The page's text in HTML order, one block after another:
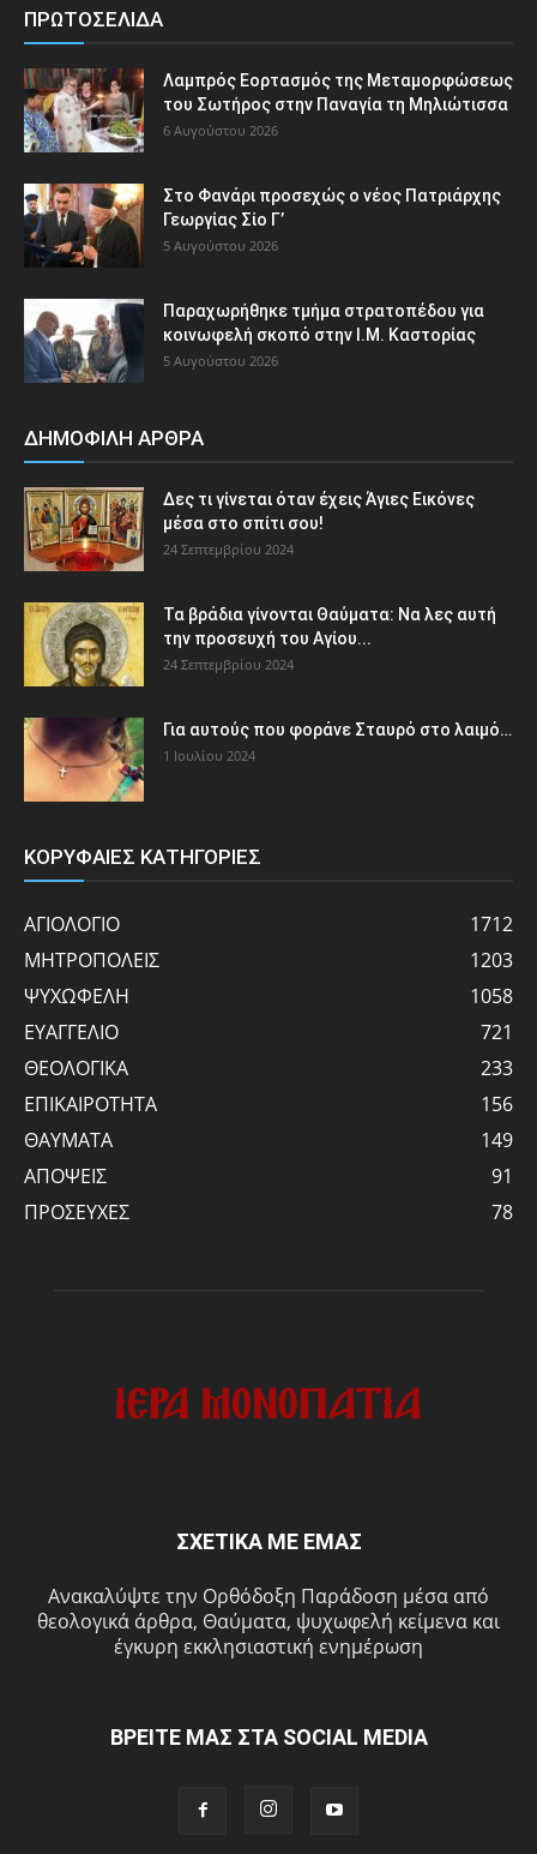
ΠΡΩΤΟΣΕΛΙΔΑ
Λαμπρός Εορτασμός της Μεταμορφώσεως
του Σωτήρος στην Παναγία τη Μηλιώτισσα
6 Αυγούστου 2026
Στο Φανάρι προσεχώς ο νέος Πατριάρχης
Γεωργίας Σίο Γ’
5 Αυγούστου 2026
Παραχωρήθηκε τμήμα στρατοπέδου για
κοινωφελή σκοπό στην Ι.Μ. Καστορίας
5 Αυγούστου 2026
ΔΗΜΟΦΙΛΗ ΑΡΘΡΑ
Δες τι γίνεται όταν έχεις Άγιες Εικόνες
μέσα στο σπίτι σου!
24 Σεπτεμβρίου 2024
Τα βράδια γίνονται Θαύματα: Να λες αυτή
την προσευχή του Αγίου...
24 Σεπτεμβρίου 2024
Για αυτούς που φοράνε Σταυρό στο λαιμό…
1 Ιουλίου 2024
ΚΟΡΥΦΑΙΕΣ ΚΑΤΗΓΟΡΙΕΣ
ΑΓΙΟΛΟΓΙΟ
1712
ΜΗΤΡΟΠΟΛΕΙΣ
1203
ΨΥΧΩΦΕΛΗ
1058
ΕΥΑΓΓΕΛΙΟ
721
ΘΕΟΛΟΓΙΚΑ
233
ΕΠΙΚΑΙΡΟΤΗΤΑ
156
ΘΑΥΜΑΤΑ
149
ΑΠΟΨΕΙΣ
91
ΠΡΟΣΕΥΧΕΣ
78
ΣΧΕΤΙΚΑ ΜΕ ΕΜΑΣ
Ανακαλύψτε την Ορθόδοξη Παράδοση μέσα από
θεολογικά άρθρα, Θαύματα, ψυχωφελή κείμενα και
έγκυρη εκκλησιαστική ενημέρωση
ΒΡΕΙΤΕ ΜΑΣ ΣΤΑ SOCIAL MEDIA